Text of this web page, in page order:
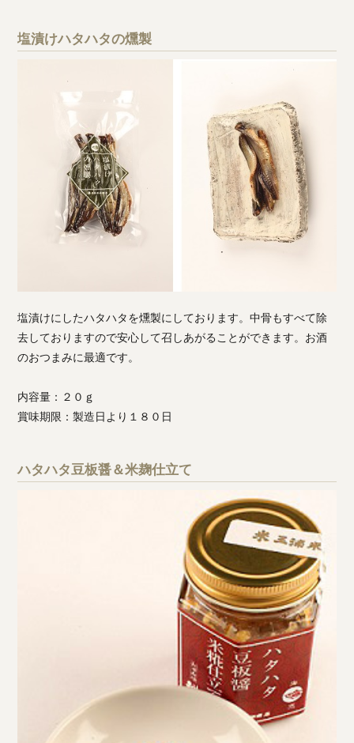
塩漬けハタハタの燻製
塩漬けにしたハタハタを燻製にしております。中骨もすべて除
去しておりますので安心して召しあがることができます。お酒
のおつまみに最適です。
内容量：２０ｇ
賞味期限：製造日より１８０日
ハタハタ豆板醤＆米麹仕立て